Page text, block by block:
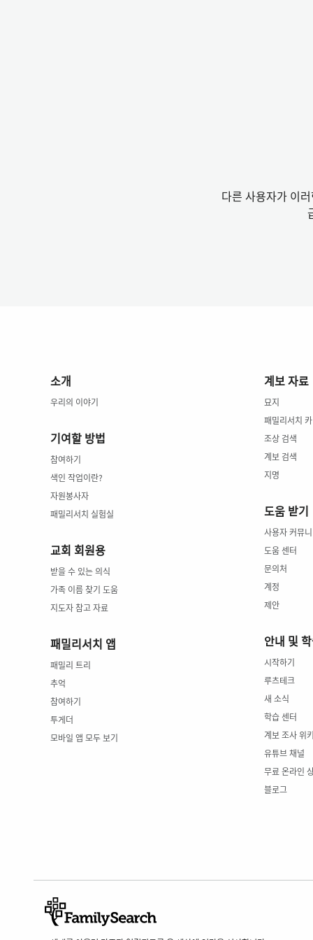
다른 사용자가 이
소개
우리의 이야기
기여할 방법
참여하기
색인 작업이란?
자원봉사자
패밀리서치 실험실
교회 회원용
받을 수 있는 의식
가족 이름 찾기 도움
지도자 참고 자료
패밀리서치 앱
패밀리 트리
추억
참여하기
투게더
모바일 앱 모두 보기
계보 자료
묘지
패밀리서치
조상 검색
계보 검색
지명
도움 받기
사용자 커뮤
도움 센터
문의처
계정
제안
안내 및
시작하기
루츠테크
새 소식
학습 센터
계보 조사 위
유튜브 채널
무료 온라인
블로그